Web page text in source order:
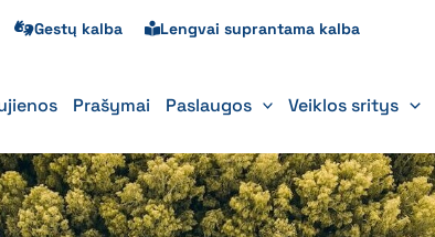
Gestų kalba Lengvai suprantama kalba
Prašymai Paslaugos Veiklos sritys